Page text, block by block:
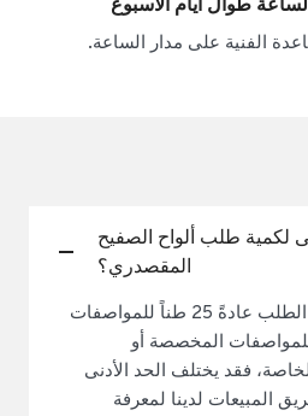
طوال أيام الأسبوع
الفنية على مدار الساعة.
لكمية طلب ألواح الصفيح
المقصدري؟
يبلغ الحد الأدنى لكمية الطلب عادةً 25 طناً للمواصفات
للمواصفات المخصصة أو
فقد يختلف الحد الأدنى
المبيعات لدينا لمعرفة